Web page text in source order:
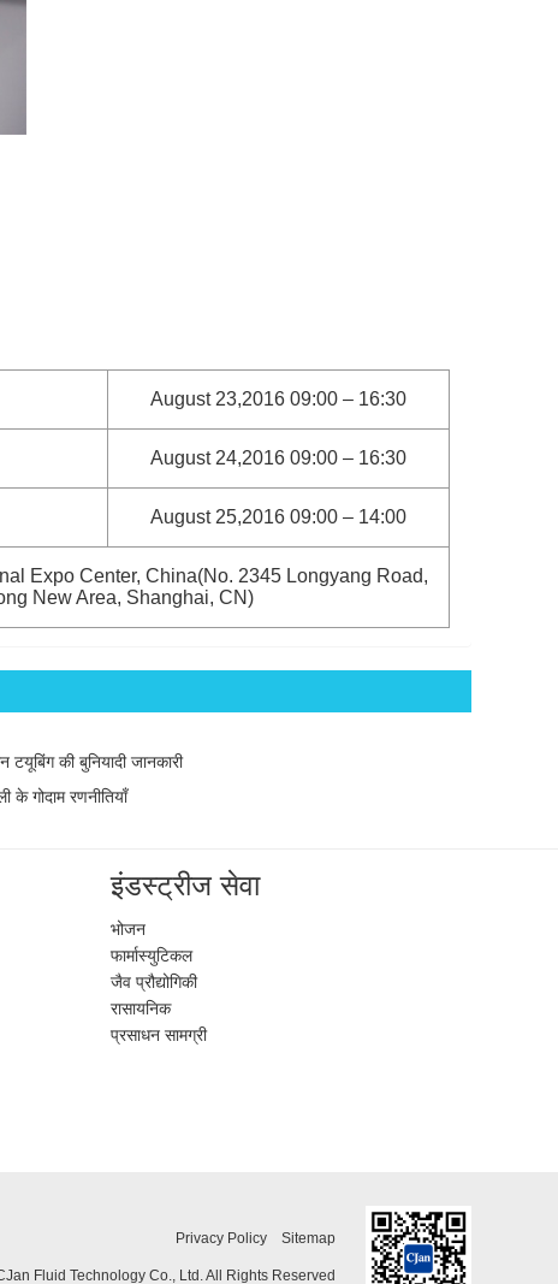
August 23,2016 09:00 – 16:30
August 24,2016 09:00 – 16:30
August 25,2016 09:00 – 14:00
Expo Center, China(No. 2345 Longyang Road,
New Area, Shanghai, CN)
टयूबिंग की बुनियादी जानकारी
के गोदाम रणनीतियाँ
इंडस्ट्रीज सेवा
भोजन
फार्मास्युटिकल
जैव प्रौद्योगिकी
रासायनिक
प्रसाधन सामग्री
Privacy Policy Sitemap
Fluid Technology Co., Ltd. All Rights Reserved